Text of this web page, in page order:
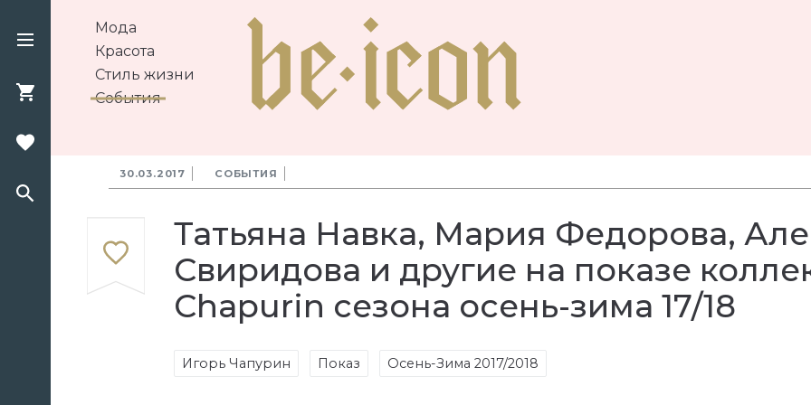
Мода
Красота
Стиль жизни
События
30.03.2017 СОБЫТИЯ
Татьяна Навка, Мария Федорова,
Свиридова и другие на показе
Chapurin сезона осень-зима 17/18
Игорь Чапурин Показ Осень-Зима 2017/2018